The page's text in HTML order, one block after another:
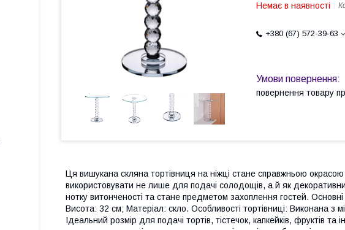
Немає в наявності
+380 (67) 572-39-63
повернення товару
Ця вишукана скляна тортівниця на ніжці стане справжньою
використовувати не лише для подачі солодощів, а й як
нотку витонченості та стане предметом захоплення гостей.
Висота: 32 см; Матеріал: скло. Особливості тортівниці: Виконана з
Ідеальний розмір для подачі тортів, тістечок, капкейків, фруктів